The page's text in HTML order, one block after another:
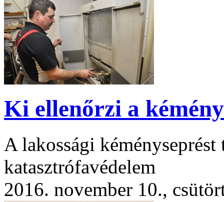
Ki ellenőrzi a
A lakossági
katasztrófavédelem
2016. november 10.,